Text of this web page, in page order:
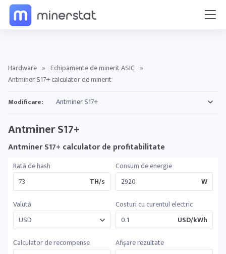
Hardware » Echipamente de minerit ASIC »
Antminer S17+ calculator de minerit
Modificare:
Antminer S17+
Antminer S17+ calculator de profitabilitate
Rată de hash
TH/s
Consum de energie
W
Valută
Costuri cu curentul electric
USD/kWh
Calculator de recompense
Afișare rezultate